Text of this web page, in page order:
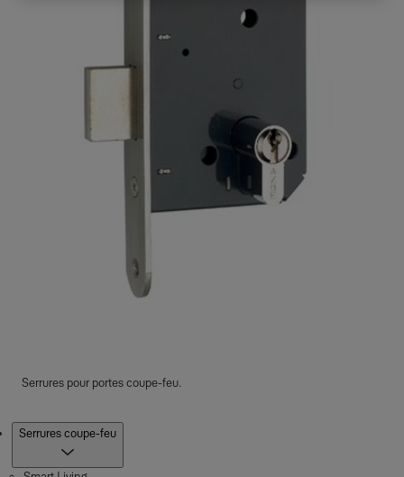
Serrures pour portes coupe-feu.
Serrures coupe-feu